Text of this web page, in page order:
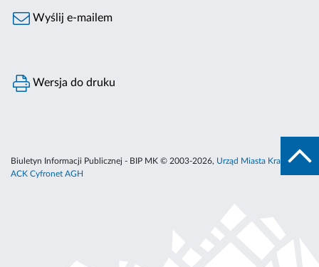
Wyślij e-mailem
Wersja do druku
Biuletyn Informacji Publicznej - BIP MK © 2003-2026, Urząd Miasta Krakowa
ACK Cyfronet AGH